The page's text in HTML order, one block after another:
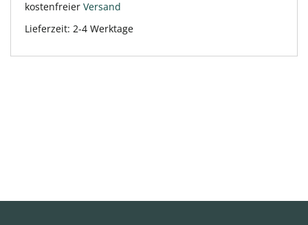
kostenfreier Versand
Lieferzeit: 2-4 Werktage